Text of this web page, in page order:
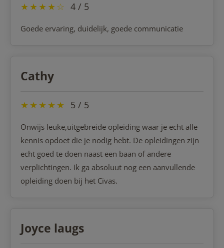
★★★★☆ 4 / 5
Goede ervaring, duidelijk, goede communicatie
Cathy
★★★★★ 5 / 5
Onwijs leuke,uitgebreide opleiding waar je echt alle
kennis opdoet die je nodig hebt. De opleidingen zijn
echt goed te doen naast een baan of andere
verplichtingen. Ik ga absoluut nog een aanvullende
opleiding doen bij het Civas.
Joyce laugs